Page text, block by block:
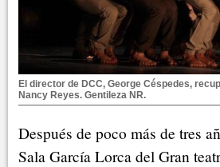
El director de DCC, George Céspedes,
Nancy Reyes. Gentileza NR.
Después de poco más de tres
Sala García Lorca del Gran